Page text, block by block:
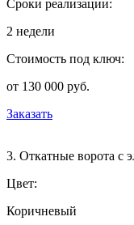
Сроки реализации:
2 недели
Стоимость под ключ:
от 130 000 руб.
Заказать
3. Откатные ворота с
Цвет:
Коричневый